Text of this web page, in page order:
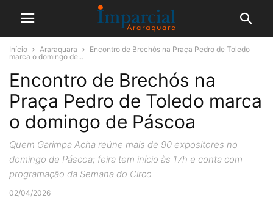
Início Araraquara
Encontro de Brechós na Praça Pedro de Toledo
marca o domingo de...
Encontro de Brechós na
Praça Pedro de Toledo marca
o domingo de Páscoa
Quem Garimpa Acha reúne mais de 90 expositores no
domingo de Páscoa; feira tem início às 17h e conta com
programação da Semana do Circo
02/04/2026